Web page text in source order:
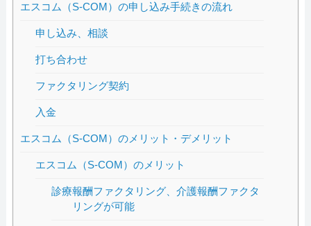
エスコム（S-COM）の申し込み手続きの流れ
申し込み、相談
打ち合わせ
ファクタリング契約
入金
エスコム（S-COM）のメリット・デメリット
エスコム（S-COM）のメリット
診療報酬ファクタリング、介護報酬ファクタ
リングが可能